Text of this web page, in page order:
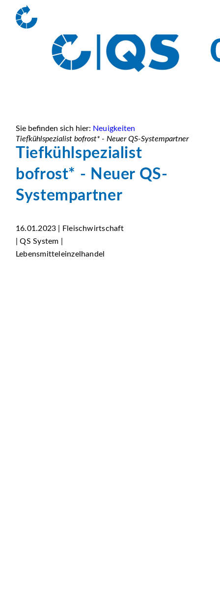
Sie befinden sich hier: Neuigkeiten
Tiefkühlspezialist bofrost* - Neuer QS-Systempartner
Tiefkühlspezialist
bofrost* - Neuer QS-
Systempartner
16.01.2023 | Fleischwirtschaft
| QS System |
Lebensmitteleinzelhandel